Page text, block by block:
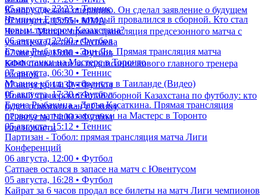
Конору сделали операцию. Он сделал заявление о будущем
07 августа, 15:55 • ММА
Челси - Милан: прямая трансляция предсезонного матча с
участием Дастана Сатпаева
07 августа, 15:00 • Футбол
КФФ похвалили за подписание нового главного тренера
сборной
07 августа, 14:30 • Футбол
Новый тренерский штаб сборной Казахстана по футболу: кто
будет помогать ван'т Схипу
07 августа, 14:00 • Футбол
еще новости
05 августа, 23:23 • Теннис
Чемпион Европы, который провалился в сборной. Кто стал
новым тренером Казахстана?
06 августа, 22:00 • Футбол
Елена Рыбакина - Энн Ли. Прямая трансляция матча
казахстанки на Мастерс в Торонто
07 августа, 06:30 • Теннис
Молния убила футболиста в Таиланде (Видео)
05 августа, 17:30 • Футбол
Елена Рыбакина - Дарья Касаткина. Прямая трансляция
первого матча казахстанки на Мастерс в Торонто
05 августа, 15:12 • Теннис
Партизан - Тобол: прямая трансляция матча Лиги
Конференций
06 августа, 12:00 • Футбол
Сатпаев остался в запасе на матч с Ювентусом
05 августа, 16:28 • Футбол
Кайрат за 6 часов продал все билеты на матч Лиги чемпионов